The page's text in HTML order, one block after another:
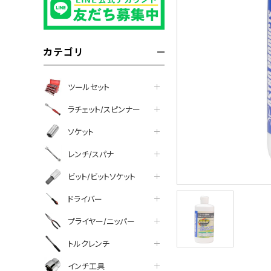
カテゴリ
ツールセット
ラチェット/スピンナー
ソケット
レンチ/スパナ
ビット/ビットソケット
ドライバー
プライヤー/ニッパー
トルクレンチ
インチ工具
facebook
line